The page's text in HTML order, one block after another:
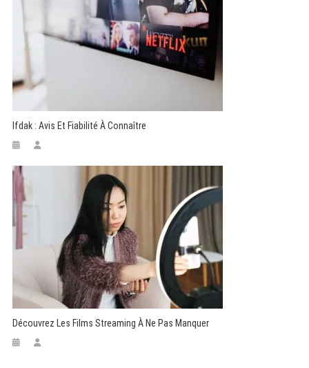
Ifdak : Avis Et Fiabilité À Connaître
Découvrez Les Films Streaming À Ne Pas Manquer